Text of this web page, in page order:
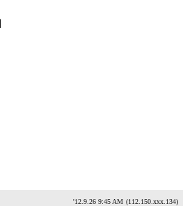
'12.9.26 9:45 AM (112.150.xxx.134)